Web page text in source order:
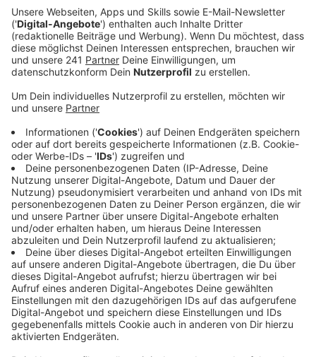
Schnallt euch an, denn Lost Frequencies nimmt euch
mit auf eine Reise in die Festival-Saison mit seiner
neuen Up-Tempo-Veröffentlichung "The Feeling",
einem, von Country und EDM (!) geprägten Track, der
den Sommer einläuten soll. Nach seinen letzten
beiden Airplayhits "Where Are You Now" und "back To
You"", erscheint mit "The Feeling" Lost Frequencies'
neueste Single. Diese ist eine Fusion aus
elektronischen und akustischen Elementen, die auf
Country-Feel trifft und sich mit einer Up-Tempo-
Produktion verbindet, bei der man im Beat mitwippen
soll. Davon könnt ihr euch hier direkt selbst
überzeugen, denn "The Feeling" ist bei uns im besten
Mix gelandet.
Anzeige